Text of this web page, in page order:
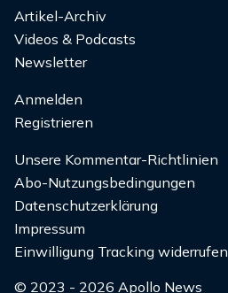
Artikel-Archiv
Videos & Podcasts
Newsletter
Anmelden
Registrieren
Unsere Kommentar-Richtlinien
Abo-Nutzungsbedingungen
Datenschutzerklärung
Impressum
Einwilligung Tracking widerrufen
© 2023 - 2026 Apollo News